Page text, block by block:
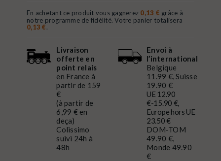
En achetant ce produit vous gagnerez 0,13 € grâce à
notre programme de fidélité. Votre panier totalisera
0,13 €.
Livraison
offerte en
point relais
en France à
partir de 159
€
(à partir de
6,99 € en
deça)
Colissimo
suivi 24h à
48h
Envoi à
l’international
Belgique
11.99 €, Suisse
19.90 €
UE 12.90
€-15.90 €,
Europe hors UE
23.50 €
DOM-TOM
49.90 €,
Monde 49.90
€